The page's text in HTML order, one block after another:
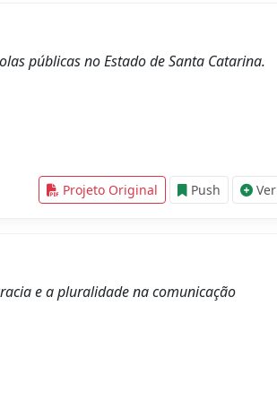
públicas no Estado de Santa Catarina.
Projeto Original Push Ver
e a pluralidade na comunicação